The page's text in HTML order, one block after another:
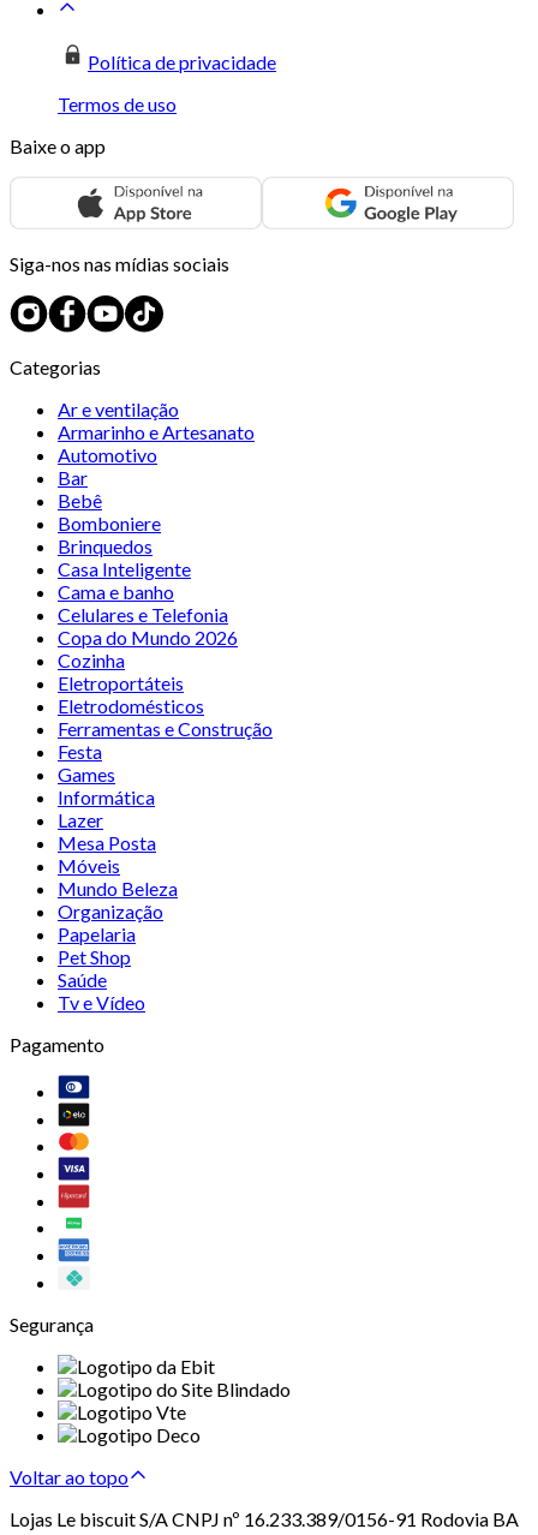
Política de privacidade
Termos de uso
Baixe o app
Siga-nos nas mídias sociais
Categorias
Ar e ventilação
Armarinho e Artesanato
Automotivo
Bar
Bebê
Bomboniere
Brinquedos
Casa Inteligente
Cama e banho
Celulares e Telefonia
Copa do Mundo 2026
Cozinha
Eletroportáteis
Eletrodomésticos
Ferramentas e Construção
Festa
Games
Informática
Lazer
Mesa Posta
Móveis
Mundo Beleza
Organização
Papelaria
Pet Shop
Saúde
Tv e Vídeo
Pagamento
Segurança
Voltar ao topo
Lojas Le biscuit S/A CNPJ nº 16.233.389/0156-91 Rodovia BA